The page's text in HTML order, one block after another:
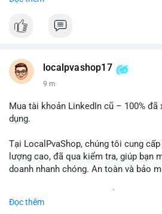
✅ Telegram: @localpvashop
✅ Email: localpvashop@gmail.com
localpvashop17
9 m
Mua tài khoản LinkedIn cũ – 100%
dụng.
Tại LocalPvaShop, chúng tôi cung
lượng cao, đã qua kiểm tra, giúp bạn
doanh nhanh chóng. An toàn và bảo
Đọc thêm